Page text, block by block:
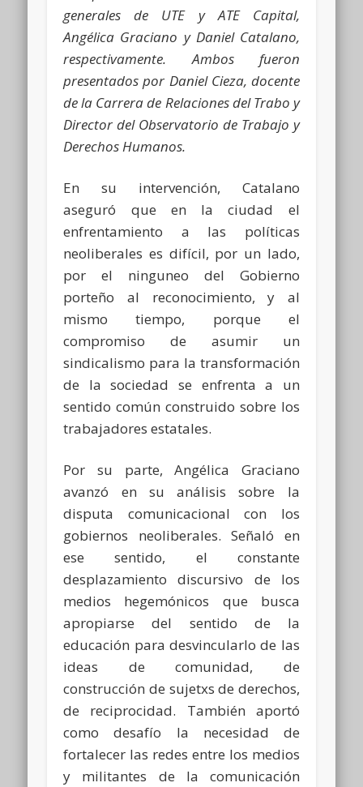
generales de UTE y ATE Capital,
Angélica Graciano y Daniel Catalano,
respectivamente. Ambos fueron
presentados por Daniel Cieza, docente
de la Carrera de Relaciones del Trabo y
Director del Observatorio de Trabajo y
Derechos Humanos.
En su intervención, Catalano
aseguró que en la ciudad el
enfrentamiento a las políticas
neoliberales es difícil, por un lado,
por el ninguneo del Gobierno
porteño al reconocimiento, y al
mismo tiempo, porque el
compromiso de asumir un
sindicalismo para la transformación
de la sociedad se enfrenta a un
sentido común construido sobre los
trabajadores estatales.
Por su parte, Angélica Graciano
avanzó en su análisis sobre la
disputa comunicacional con los
gobiernos neoliberales. Señaló en
ese sentido, el constante
desplazamiento discursivo de los
medios hegemónicos que busca
apropiarse del sentido de la
educación para desvincularlo de las
ideas de comunidad, de
construcción de sujetxs de derechos,
de reciprocidad. También aportó
como desafío la necesidad de
fortalecer las redes entre los medios
y militantes de la comunicación